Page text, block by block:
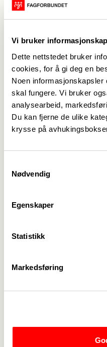
Vi bruker
Dette nettstedet bruker
cookies, for å gi deg en
Noen informasjonskapsler
skal fungere. Vi bruker
analysearbeid,
Du kan fjerne de ulike
krysse på
Nødvendig
Egenskaper
Statistikk
Markedsføring
16. januar
Se alle